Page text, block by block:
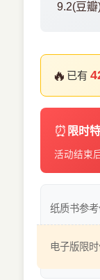
9.2(豆瓣
🔥 已有
⏰ 限时
活动结束
纸质书参
电子版限